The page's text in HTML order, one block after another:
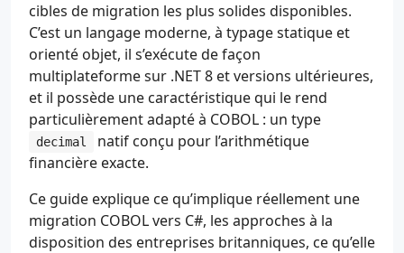
cibles de migration les plus solides disponibles.
C’est un langage moderne, à typage statique et
orienté objet, il s’exécute de façon
multiplateforme sur .NET 8 et versions ultérieures,
et il possède une caractéristique qui le rend
particulièrement adapté à COBOL : un type
decimal
natif conçu pour l’arithmétique
financière exacte.
Ce guide explique ce qu’implique réellement une
migration COBOL vers C#, les approches à la
disposition des entreprises britanniques, ce qu’elle